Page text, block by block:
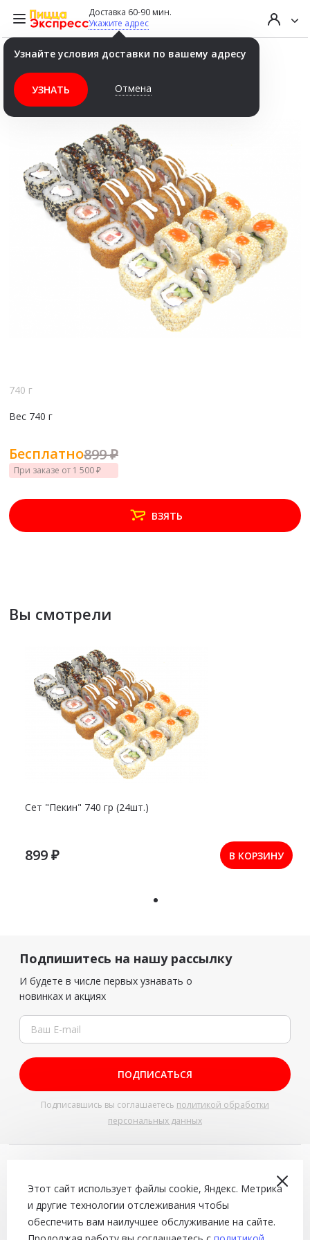
Доставка 60-90 мин.
Укажите адрес
Сет "Пекин" 740 гр (24шт.)
740 г
Вес 740 г
899 ₽
Бесплатно
При заказе от 1 500 ₽
ВЗЯТЬ
Вы смотрели
Сет "Пекин" 740 гр (24шт.)
899 ₽ В КОРЗИНУ
Подпишитесь на нашу рассылку
И будете в числе первых узнавать о
новинках и акциях
ПОДПИСАТЬСЯ
Подписавшись вы соглашаетесь политикой обработки
персональных данных
Доставка и самовывоз с 10:00 до 22:00
Сайт не является договором оферты
© 2026.«PizzaExpress»
Этот сайт использует файлы cookie, Яндекс. Метрика
и другие технологии отслеживания чтобы
обеспечить вам наилучшее обслуживание на сайте.
Узнайте условия доставки по вашему адресу
УЗНАТЬ Отмена